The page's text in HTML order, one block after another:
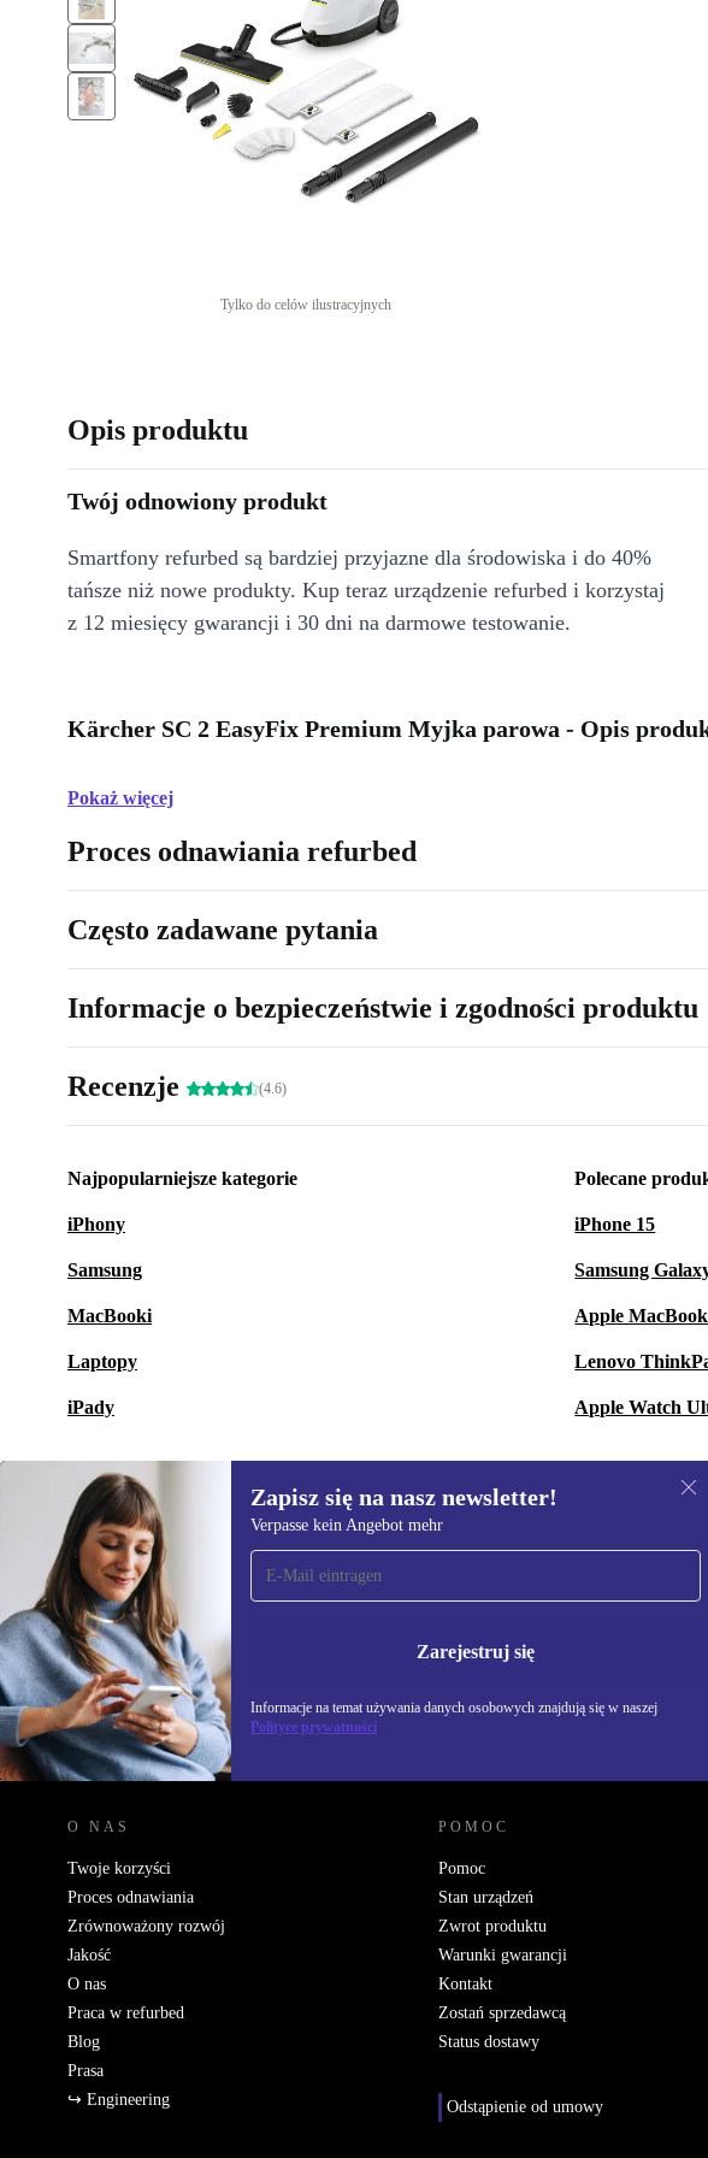
Tylko do celów ilustracyjnych
Opis produktu
Twój odnowiony produkt
Smartfony refurbed są bardziej przyjazne dla środowiska i do 40%
tańsze niż nowe produkty. Kup teraz urządzenie refurbed i korzystaj
z 12 miesięcy gwarancji i 30 dni na darmowe testowanie.
Kärcher SC 2 EasyFix Premium Myjka parowa - Opis
Pokaż więcej
Proces odnawiania refurbed
Często zadawane pytania
Informacje o bezpieczeństwie i zgodności produktu
Recenzje (4.6)
Najpopularniejsze kategorie
iPhony
Samsung
MacBooki
Laptopy
iPady
Polecane
iPhone 15
Samsung
Apple
Lenovo
Apple Watch
Zapisz się na nasz newsletter!
Verpasse kein Angebot mehr
Zarejestruj się
Informacje na temat używania danych osobowych znajdują się w naszej
Polityce prywatności
Zapisz się na nasz
newsletter!
Nie przegap żadnej oferty.
Zarejestruj
Informacje na temat używania danych osobowych
Polityce prywatności
REFURBED POLSKA - RETHINK NEW.
O NAS
Twoje korzyści
Proces odnawiania
Zrównoważony rozwój
Jakość
O nas
Praca w refurbed
Blog
Prasa
↪ Engineering
POMOC
Pomoc
Stan urządzeń
Zwrot produktu
Warunki gwarancji
Kontakt
Zostań sprzedawcą
Status dostawy
Odstąpienie od umowy